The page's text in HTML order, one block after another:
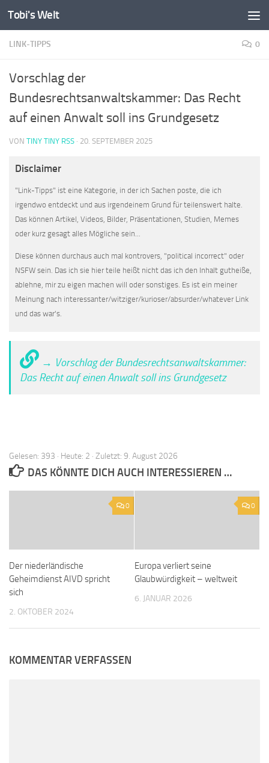
Zum Inhalt springen
Tobi's Welt
LINK-TIPPS 0
Vorschlag der
Bundesrechtsanwaltskammer: Das Recht
auf einen Anwalt soll ins Grundgesetz
VON TINY TINY RSS · 20. SEPTEMBER 2025
Disclaimer
"Link-Tipps" ist eine Kategorie, in der ich Sachen poste, die ich
irgendwo entdeckt und aus irgendeinem Grund für teilenswert halte.
Das können Artikel, Videos, Bilder, Präsentationen, Studien, Memes
oder kurz gesagt alles Mögliche sein...
Diese können durchaus auch mal kontrovers, "political incorrect" oder
NSFW sein. Das ich sie hier teile heißt nicht das ich den Inhalt gutheiße,
ablehne, mir zu eigen machen will oder sonstiges. Es ist ein meiner
Meinung nach interessanter/witziger/kurioser/absurder/whatever Link
und das war's.
→ Vorschlag der Bundesrechtsanwaltskammer:
Das Recht auf einen Anwalt soll ins Grundgesetz
Gelesen: 393 · Heute: 2 · Zuletzt: 9. August 2026
DAS KÖNNTE DICH AUCH INTERESSIEREN …
0
Der niederländische
Geheimdienst AIVD spricht
sich
2. OKTOBER 2024
0
Europa verliert seine
Glaubwürdigkeit – weltweit
6. JANUAR 2026
KOMMENTAR VERFASSEN